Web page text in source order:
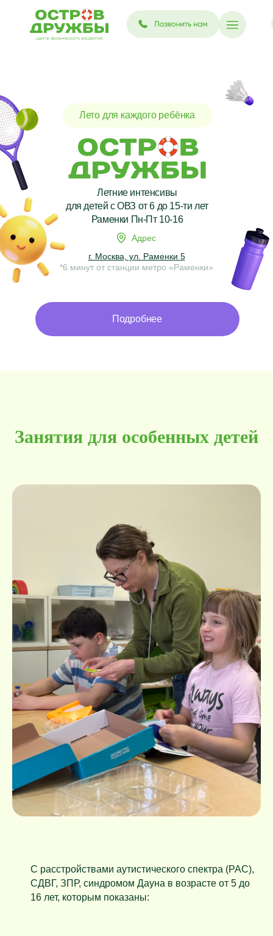
Летние интенсивы
для детей с ОВЗ от 6 до 15-ти лет
Раменки Пн-Пт 10-16
Адрес
г. Москва, ул. Раменки 5
*6 минут от станции метро «Раменки»
Подробнее
Лето для каждого ребёнка
Занятия для особенных детей
С расстройствами аутистического спектра (РАС),
СДВГ, ЗПР, синдромом Дауна в возрасте от 5 до
16 лет, которым показаны: